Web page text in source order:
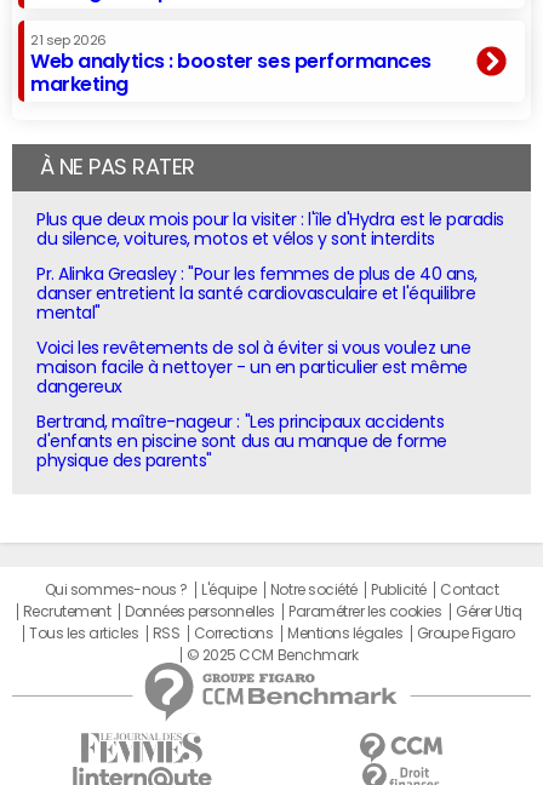
21 sep 2026
Web analytics : booster ses performances
marketing
À NE PAS RATER
Plus que deux mois pour la visiter : l'île d'Hydra est le paradis
du silence, voitures, motos et vélos y sont interdits
Pr. Alinka Greasley : "Pour les femmes de plus de 40 ans,
danser entretient la santé cardiovasculaire et l'équilibre
mental"
Voici les revêtements de sol à éviter si vous voulez une
maison facile à nettoyer - un en particulier est même
dangereux
Bertrand, maître-nageur : "Les principaux accidents
d'enfants en piscine sont dus au manque de forme
physique des parents"
Qui sommes-nous ? L'équipe Notre société Publicité
Contact
Recrutement
Données personnelles Paramétrer les cookies
Gérer Utiq
Tous les articles
RSS Corrections Mentions légales
Groupe Figaro
© 2025 CCM Benchmark